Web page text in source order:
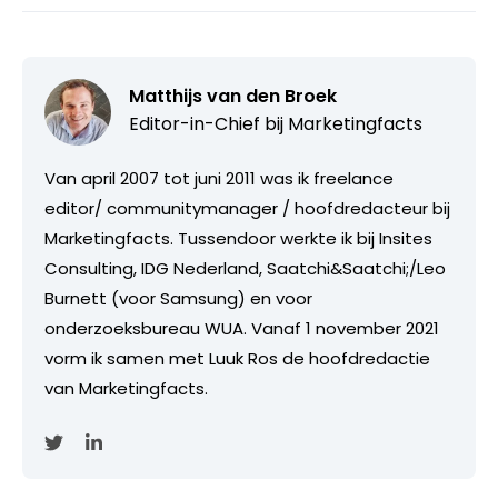
Matthijs van den Broek
Editor-in-Chief bij Marketingfacts
Van april 2007 tot juni 2011 was ik freelance
editor/ communitymanager / hoofdredacteur bij
Marketingfacts. Tussendoor werkte ik bij Insites
Consulting, IDG Nederland, Saatchi&Saatchi;/Leo
Burnett (voor Samsung) en voor
onderzoeksbureau WUA. Vanaf 1 november 2021
vorm ik samen met Luuk Ros de hoofdredactie
van Marketingfacts.